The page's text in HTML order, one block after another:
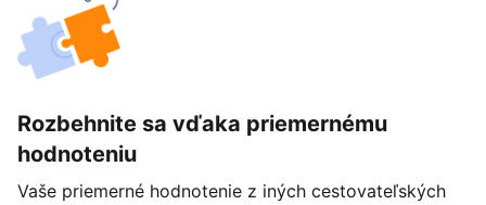
Rozbehnite sa vďaka priemernému
hodnoteniu
Vaše priemerné hodnotenie z iných cestovateľských